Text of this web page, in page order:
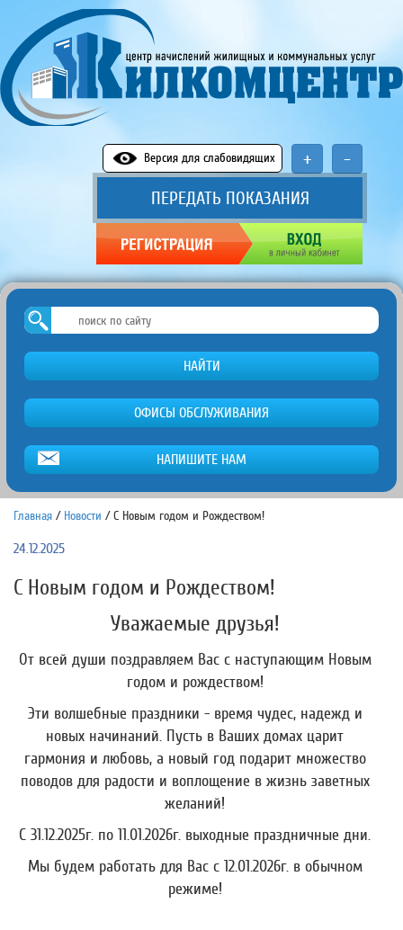
-
+
Версия для слабовидящих
ПЕРЕДАТЬ ПОКАЗАНИЯ
НАЙТИ
ОФИСЫ ОБСЛУЖИВАНИЯ
НАПИШИТЕ НАМ
Главная / Новости / С Новым годом и Рождеством!
24.12.2025
С Новым годом и Рождеством!
Уважаемые друзья!
От всей души поздравляем Вас с наступающим Новым
годом и рождеством!
Эти волшебные праздники - время чудес, надежд и
новых начинаний. Пусть в Ваших домах царит
гармония и любовь, а новый год подарит множество
поводов для радости и воплощение в жизнь заветных
желаний!
С 31.12.2025г. по 11.01.2026г. выходные праздничные дни.
Мы будем работать для Вас с 12.01.2026г. в обычном
режиме!